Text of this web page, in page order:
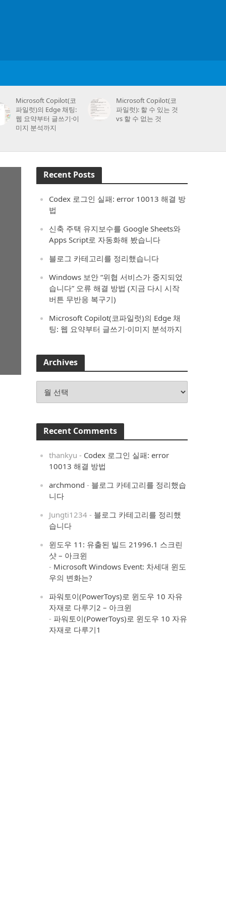
Microsoft Copilot(코
파일럿)의 Edge 채팅:
웹 요약부터 글쓰기·이
미지 분석까지
Microsoft Copilot(코
파일럿): 할 수 있는 것
vs 할 수 없는 것
Recent Posts
Codex 로그인 실패: error 10013 해결 방
법
신축 주택 유지보수를 Google Sheets와
Apps Script로 자동화해 봤습니다
블로그 카테고리를 정리했습니다
Windows 보안 “위협 서비스가 중지되었
습니다” 오류 해결 방법 (지금 다시 시작
버튼 무반응 복구기)
Microsoft Copilot(코파일럿)의 Edge 채
팅: 웹 요약부터 글쓰기·이미지 분석까지
Archives
Recent Comments
thankyu - Codex 로그인 실패: error
10013 해결 방법
archmond - 블로그 카테고리를 정리했습
니다
Jungti1234 - 블로그 카테고리를 정리했
습니다
윈도우 11: 유출된 빌드 21996.1 스크린
샷 – 아크윈
- Microsoft Windows Event: 차세대 윈도
우의 변화는?
파워토이(PowerToys)로 윈도우 10 자유
자재로 다루기2 – 아크윈
- 파워토이(PowerToys)로 윈도우 10 자유
자재로 다루기1